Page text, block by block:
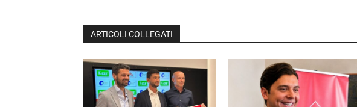
ARTICOLI COLLEGATI